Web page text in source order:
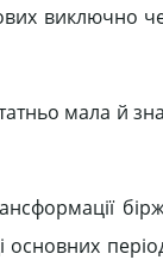
виключно
мала й